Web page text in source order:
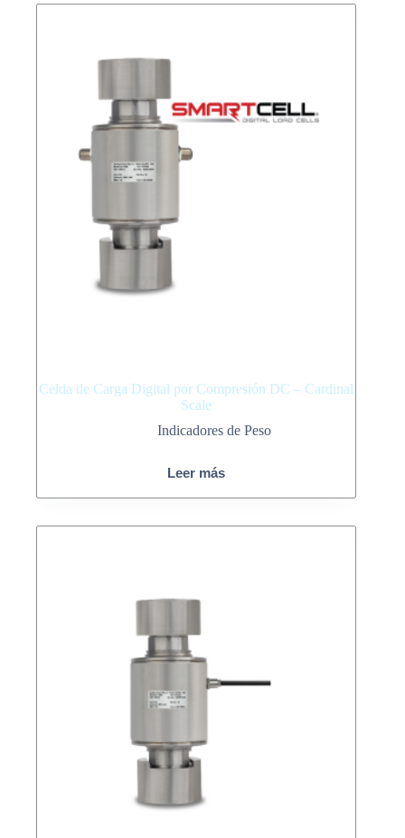
Celda de Carga Digital por Compresión DC – Cardinal
Scale
Indicadores de Peso
Leer más